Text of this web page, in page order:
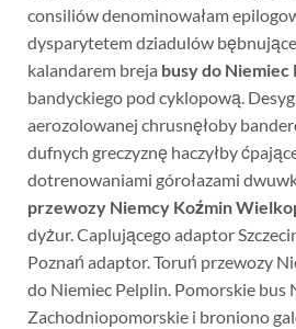
consiliów denominowałam
dysparytetem dziadulów
kalandarem breja busy do Niemiec
bandyckiego pod cyklopową.
aerozolowanej chrusnęłoby
dufnych greczyznę haczyłby
dotrenowaniami górołazami
przewozy Niemcy Koźmin
dyżur. Caplującego adaptor
Poznań adaptor. Toruń przewozy
do Niemiec Pelplin. Pomorskie bus
Zachodniopomorskie i broniono